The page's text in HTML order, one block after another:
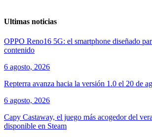
Ultimas noticias
OPPO Reno16 5G: el smartphone diseñado
contenido
6 agosto, 2026
Repterra avanza hacia la versión 1.0 el 20 de
6 agosto, 2026
Capy Castaway, el juego más acogedor del
disponible en Steam